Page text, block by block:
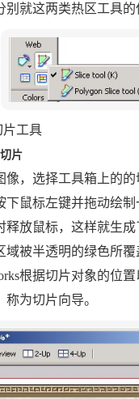
这两类热区工具的
工具
片
，选择工具箱上的的
下鼠标左键并拖动绘
释放鼠标，这样就生
域被半透明的绿色所
根据切片对象的位
为切片向导。